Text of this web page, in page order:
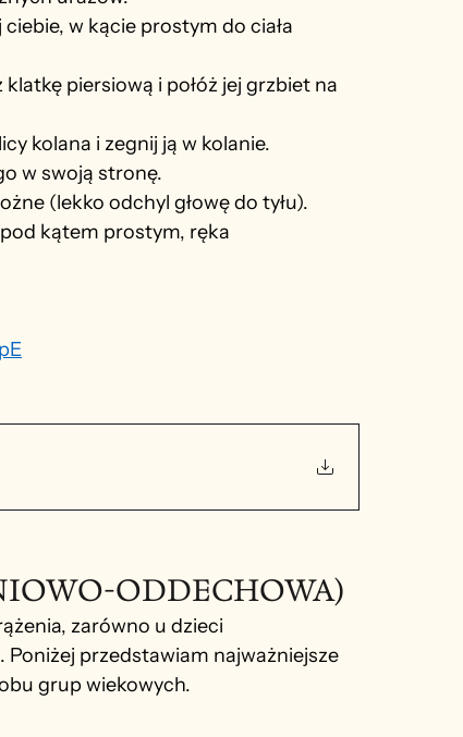
w kącie prostym do ciała
piersiową i połóż jej grzbiet na
kolana i zegnij ją w kolanie.
w swoją stronę.
(lekko odchyl głowę do tyłu).
kątem prostym, ręka
ODDECHOWA)
zarówno u dzieci
przedstawiam najważniejsze
grup wiekowych.